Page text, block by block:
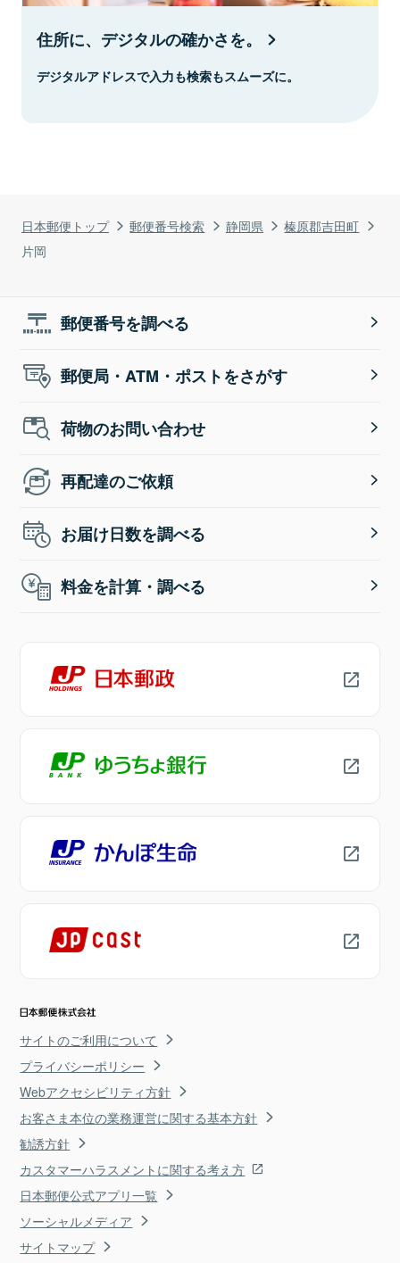
日本郵便トップ 郵便番号検索 静岡県
榛原郡吉田町
片岡
住所に、デジタルの確かさを。
デジタルアドレスで入力も検索もスムーズに。
郵便番号を調べる
郵便局・ATM・ポストをさがす
荷物のお問い合わせ
再配達のご依頼
お届け日数を調べる
料金を計算・調べる
サイトのご利用について
プライバシーポリシー
Webアクセシビリティ方針
お客さま本位の業務運営に関する基本方針
勧誘方針
カスタマーハラスメントに関する考え方
日本郵便公式アプリ一覧
ソーシャルメディア
サイトマップ